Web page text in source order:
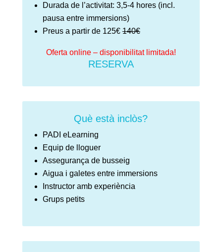
Durada de l’activitat: 3,5-4 hores (incl.
pausa entre immersions)
Preus a partir de 125€140€
Oferta online – disponibilitat limitada!
RESERVA
Què està inclòs?
PADI eLearning
Equip de lloguer
Assegurança de busseig
Aigua i galetes entre immersions
Instructor amb experiència
Grups petits